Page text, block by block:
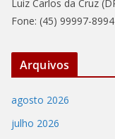
Luiz Carlos da Cruz
Fone: (45) 99997-8994
Arquivos
agosto 2026
julho 2026